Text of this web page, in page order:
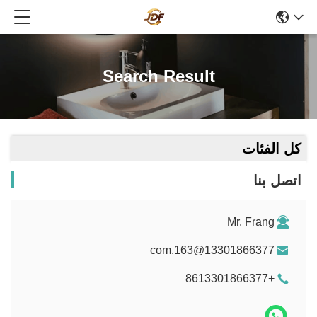
Search Result
كل الفئات
اتصل بنا
Mr. Frang
13301866377@163.com
+8613301866377